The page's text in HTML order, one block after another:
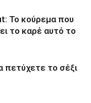
Το κούρεμα που
το καρέ αυτό το
πετύχετε το σέξι